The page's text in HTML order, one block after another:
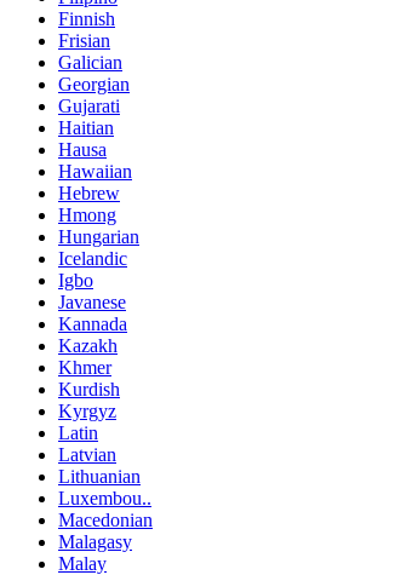
Finnish
Frisian
Galician
Georgian
Gujarati
Haitian
Hausa
Hawaiian
Hebrew
Hmong
Hungarian
Icelandic
Igbo
Javanese
Kannada
Kazakh
Khmer
Kurdish
Kyrgyz
Latin
Latvian
Lithuanian
Luxembou..
Macedonian
Malagasy
Malay